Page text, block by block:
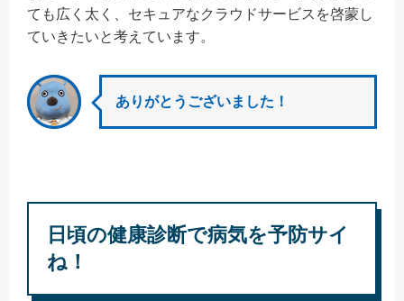
ても広く太く、セキュアなクラウドサービスを啓蒙し
ていきたいと考えています。
ありがとうございました！
日頃の健康診断で病気を予防サイ
ね！